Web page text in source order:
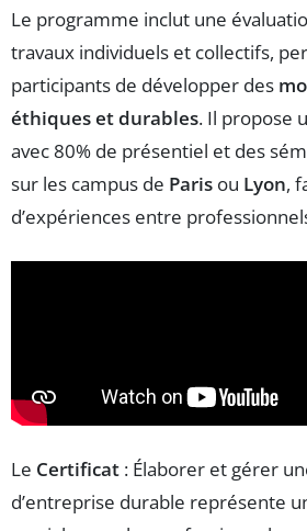
Le programme inclut une
travaux individuels et collectifs,
participants de développer des
éthiques et durables. Il propose
avec 80% de présentiel et des
sur les campus de Paris ou Lyon,
d’expériences entre
Le Certificat : Élaborer et gérer
d’entreprise durable représente